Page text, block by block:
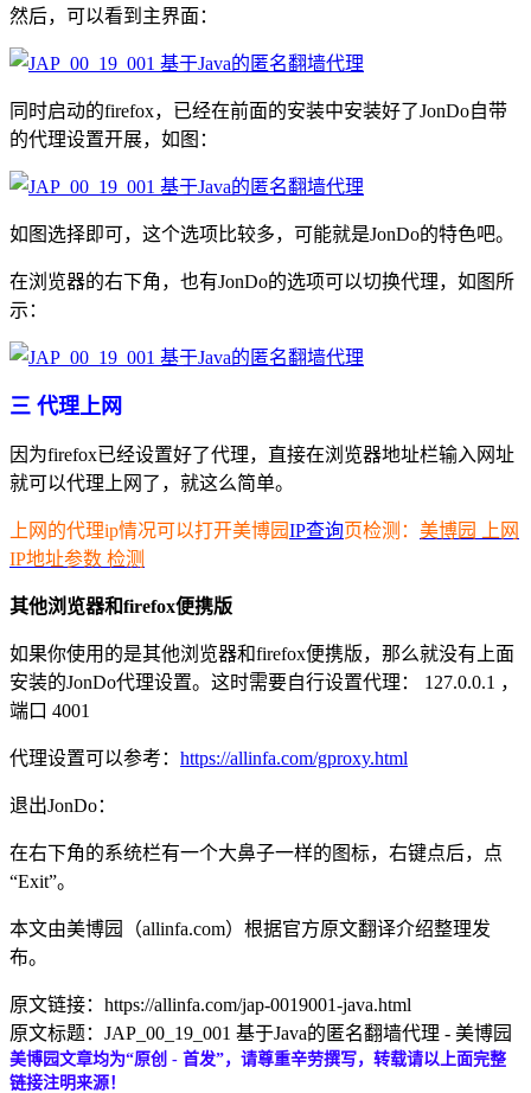
然后，可以看到主界面：
同时启动的firefox，已经在前面的安装中安装好了JonDo自带
的代理设置开展，如图：
如图选择即可，这个选项比较多，可能就是JonDo的特色吧。
在浏览器的右下角，也有JonDo的选项可以切换代理，如图所
示：
三 代理上网
因为firefox已经设置好了代理，直接在浏览器地址栏输入网址
就可以代理上网了，就这么简单。
上网的代理ip情况可以打开美博园IP查询页检测： 美博园 上网
IP地址参数 检测
其他浏览器和firefox便携版
如果你使用的是其他浏览器和firefox便携版，那么就没有上面
安装的JonDo代理设置。这时需要自行设置代理： 127.0.0.1 ，
端口 4001
代理设置可以参考： https://allinfa.com/gproxy.html
退出JonDo：
在右下角的系统栏有一个大鼻子一样的图标，右键点后，点
“Exit”。
本文由美博园（allinfa.com）根据官方原文翻译介绍整理发
布。
原文链接：https://allinfa.com/jap-0019001-java.html
原文标题：JAP_00_19_001 基于Java的匿名翻墙代理 - 美博园
美博园文章均为“原创 - 首发”，请尊重辛劳撰写，转载请以上面完整
链接注明来源！